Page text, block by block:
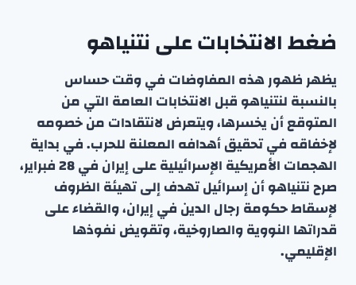
ضغط الانتخابات على نتنياهو
يظهر ظهور هذه المفاوضات في وقت حساس
بالنسبة لنتنياهو قبل الانتخابات العامة التي من
المتوقع أن يخسرها، ويتعرض لانتقادات من خصومه
لإخفاقه في تحقيق أهدافه المعلنة للحرب. في بداية
الهجمات الأمريكية الإسرائيلية على إيران في 28 فبراير،
صرح نتنياهو أن إسرائيل تهدف إلى تهيئة الظروف
لإسقاط حكومة رجال الدين في إيران، والقضاء على
قدراتها النووية والصاروخية، وتقويض نفوذها
الإقليمي.